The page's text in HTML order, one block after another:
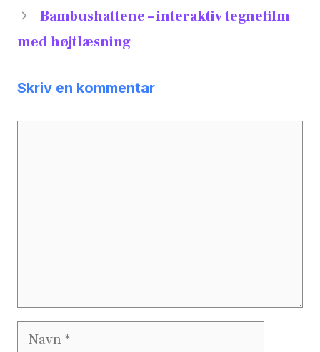
Bambushattene – interaktiv tegnefilm
med højtlæsning
Skriv en kommentar